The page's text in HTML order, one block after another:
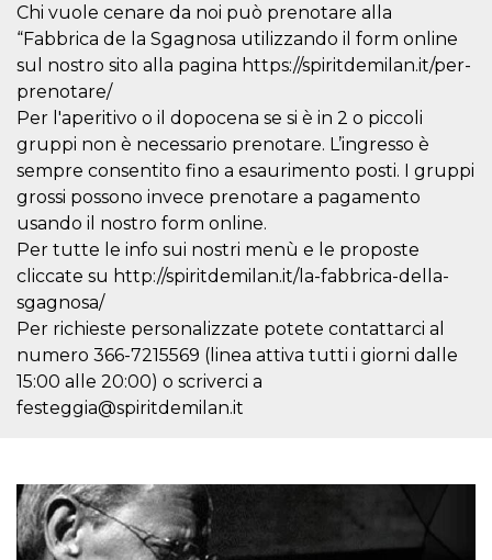
Chi vuole cenare da noi può prenotare alla
“Fabbrica de la Sgagnosa utilizzando il form online
sul nostro sito alla pagina https://spiritdemilan.it/per-
prenotare/
Per l'aperitivo o il dopocena se si è in 2 o piccoli
gruppi non è necessario prenotare. L’ingresso è
sempre consentito fino a esaurimento posti. I gruppi
grossi possono invece prenotare a pagamento
usando il nostro form online.
Per tutte le info sui nostri menù e le proposte
cliccate su http://spiritdemilan.it/la-fabbrica-della-
sgagnosa/
Per richieste personalizzate potete contattarci al
numero 366-7215569 (linea attiva tutti i giorni dalle
15:00 alle 20:00) o scriverci a
festeggia@spiritdemilan.it
cookie di
Script.com
funzioni
correttamente.
Storage declaration
Nome
Storage
type
Descrizione
fbssls_314278995690155
Session
wpEmojiSettingsSupports
Session
storage
cn_uc__
Nome Scadenza Descrizione
c_user
Platform Inc.
utente. Può